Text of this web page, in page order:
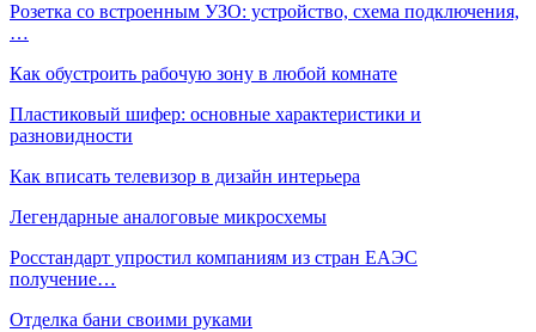
Розетка со встроенным УЗО: устройство, схема подключения,
…
Как обустроить рабочую зону в любой комнате
Пластиковый шифер: основные характеристики и
разновидности
Как вписать телевизор в дизайн интерьера
Легендарные аналоговые микросхемы
Росстандарт упростил компаниям из стран ЕАЭС
получение…
Отделка бани своими руками